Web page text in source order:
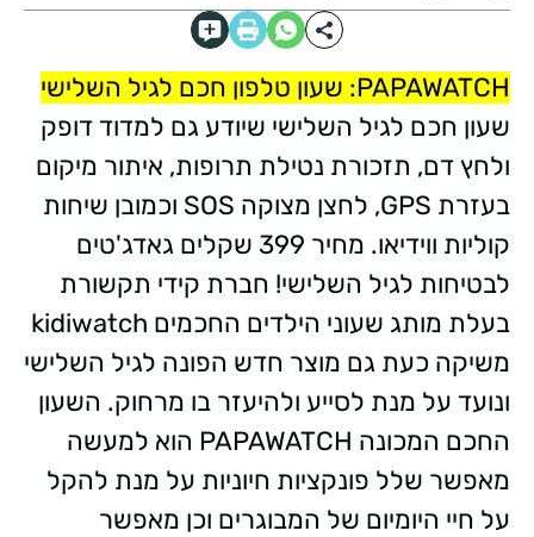
PAPAWATCH: שעון טלפון חכם לגיל השלישי
שעון חכם לגיל השלישי שיודע גם למדוד דופק
ולחץ דם, תזכורת נטילת תרופות, איתור מיקום
בעזרת GPS, לחצן מצוקה SOS וכמובן שיחות
קוליות ווידיאו. מחיר 399 שקלים גאדג'טים
לבטיחות לגיל השלישי! חברת קידי תקשורת
בעלת מותג שעוני הילדים החכמים kidiwatch
משיקה כעת גם מוצר חדש הפונה לגיל השלישי
ונועד על מנת לסייע ולהיעזר בו מרחוק. השעון
החכם המכונה PAPAWATCH הוא למעשה
מאפשר שלל פונקציות חיוניות על מנת להקל
על חיי היומיום של המבוגרים וכן מאפשר